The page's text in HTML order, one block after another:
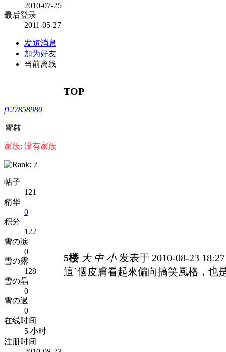
2010-07-25
最后登录
2011-05-27
发短消息
加为好友
当前离线
TOP
f127858980
雪糕
家族: 没有家族
帖子
121
精华
0
积分
122
雪の涙
0
雪の露
128
雪の晶
0
雪の過
0
在线时间
5 小时
注册时间
5楼 大 中 小 发表于 2010-08-23
這˙個皮膚看起來偏向搞笑風格，也